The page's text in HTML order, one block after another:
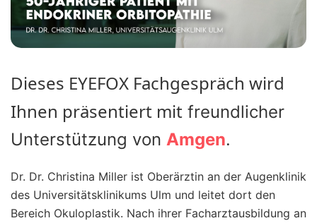
Dieses EYEFOX Fachgespräch wird
Ihnen präsentiert mit freundlicher
Unterstützung von Amgen.
Dr. Dr. Christina Miller ist Oberärztin an der Augenklinik
des Universitätsklinikums Ulm und leitet dort den
Bereich Okuloplastik. Nach ihrer Facharztausbildung an